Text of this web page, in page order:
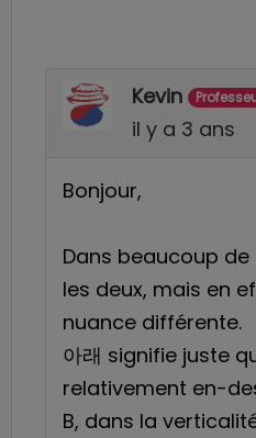
Kevin
il y a 3 ans
Bonjour,
Dans beaucoup
les deux, mais en
nuance différente.
아래 signifie juste
relativement en-
B, dans la